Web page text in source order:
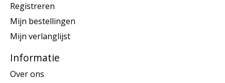
Registreren
Mijn bestellingen
Mijn verlanglijst
Informatie
Over ons